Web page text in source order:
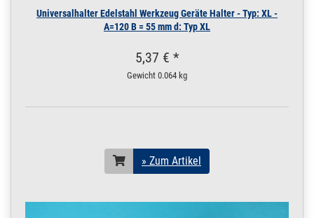
Universalhalter Edelstahl Werkzeug Geräte Halter - Typ: XL -
A=120 B = 55 mm d: Typ XL
5,37 € *
Gewicht 0.064 kg
» Zum Artikel